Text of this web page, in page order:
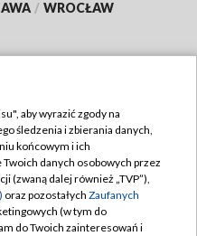
/ WROCŁAW
TVP
aby wyrazić zgody na
śledzenia i zbierania danych,
końcowym i ich
danych osobowych przez
(zwaną dalej również „TVP”),
oraz pozostałych Zaufanych
(w tym do
do Twoich zainteresowań i